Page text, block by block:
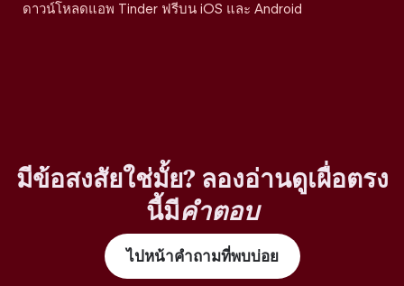
ดาวน์โหลดแอพ Tinder ฟรีบน iOS และ Android
มีข้อสงสัยใช่มั้ย? ลองอ่านดูเผื่อตรง
นี้มีคำตอบ
ไปหน้าคำถามที่พบบ่อย